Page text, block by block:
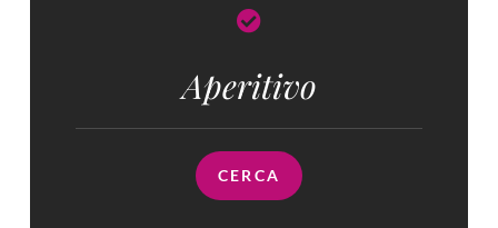
Aperitivo
CERCA